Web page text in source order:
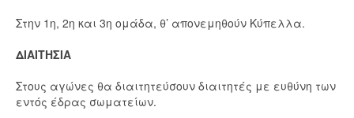
Στην 1η, 2η και 3η ομάδα, θ’ απονεμηθούν Κύπελλα.
ΔΙΑΙΤΗΣΙΑ
Στους αγώνες θα διαιτητεύσουν διαιτητές με ευθύνη των
εντός έδρας σωματείων.